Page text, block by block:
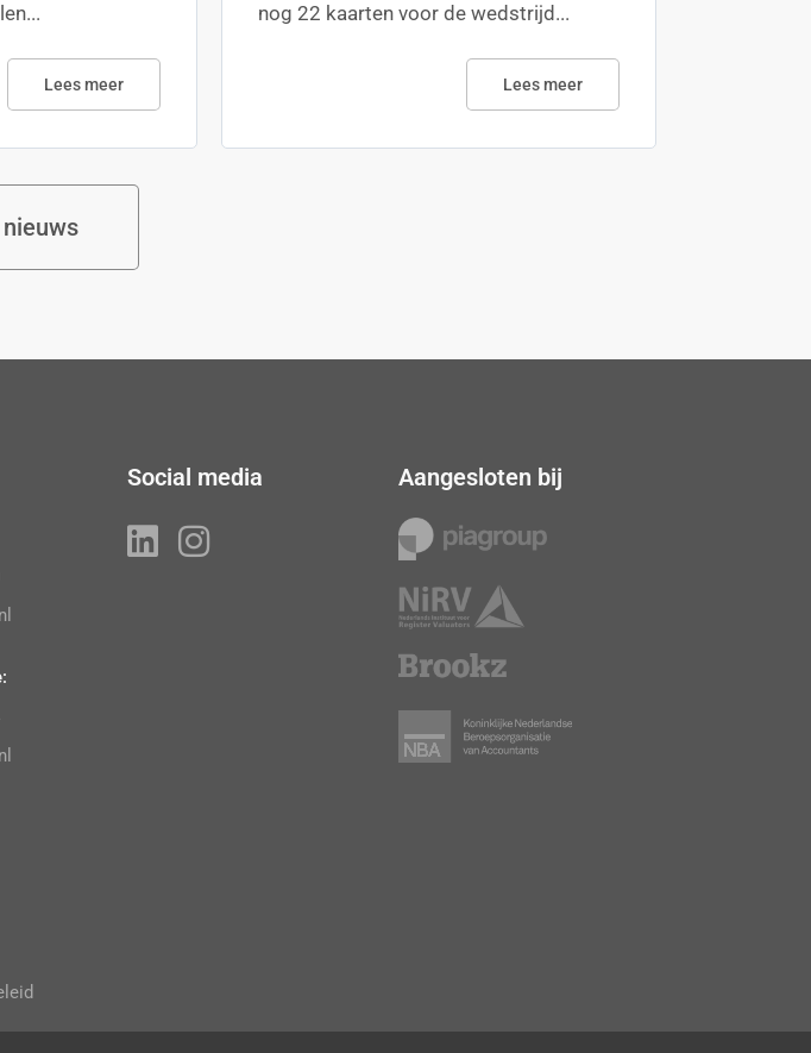
Lees meer
nog 22 kaarten voor de wedstrijd...
Lees meer
Social media Aangesloten bij